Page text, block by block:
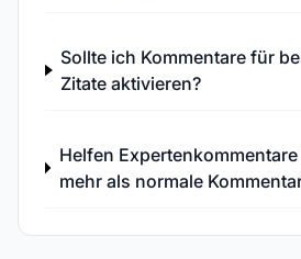
Sollte ich Kommentare für
Zitate aktivieren?
Helfen
mehr als normale